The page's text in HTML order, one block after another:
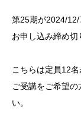
第25期が2024/12/
お申し込み締め切
こちらは定員12
ご受講をご希望
い。